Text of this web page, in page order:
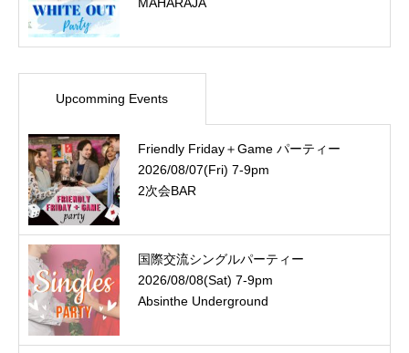
Upcomming Events
Friendly Friday＋Game パーティー
2026/08/07(Fri) 7-9pm
2次会BAR
国際交流シングルパーティー
2026/08/08(Sat) 7-9pm
Absinthe Underground